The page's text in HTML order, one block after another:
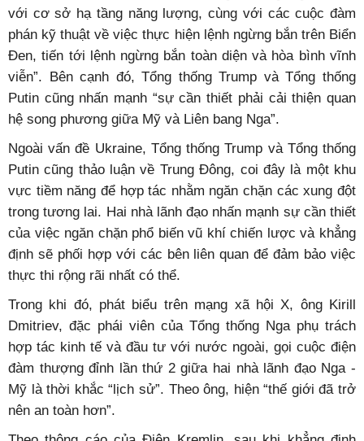
với cơ sở hạ tầng năng lượng, cùng với các cuộc đàm
phán kỹ thuật về việc thực hiện lệnh ngừng bắn trên Biển
Đen, tiến tới lệnh ngừng bắn toàn diện và hòa bình vĩnh
viễn”. Bên cạnh đó, Tổng thống Trump và Tổng thống
Putin cũng nhấn mạnh “sự cần thiết phải cải thiện quan
hệ song phương giữa Mỹ và Liên bang Nga”.
Ngoài vấn đề Ukraine, Tổng thống Trump và Tổng thống
Putin cũng thảo luận về Trung Đông, coi đây là một khu
vực tiềm năng để hợp tác nhằm ngăn chặn các xung đột
trong tương lai. Hai nhà lãnh đạo nhấn mạnh sự cần thiết
của việc ngăn chặn phổ biến vũ khí chiến lược và khẳng
định sẽ phối hợp với các bên liên quan để đảm bảo việc
thực thi rộng rãi nhất có thể.
Trong khi đó, phát biểu trên mạng xã hội X, ông Kirill
Dmitriev, đặc phái viên của Tổng thống Nga phụ trách
hợp tác kinh tế và đầu tư với nước ngoài, gọi cuộc điện
đàm thượng đỉnh lần thứ 2 giữa hai nhà lãnh đạo Nga -
Mỹ là thời khắc “lịch sử”. Theo ông, hiện “thế giới đã trở
nên an toàn hơn”.